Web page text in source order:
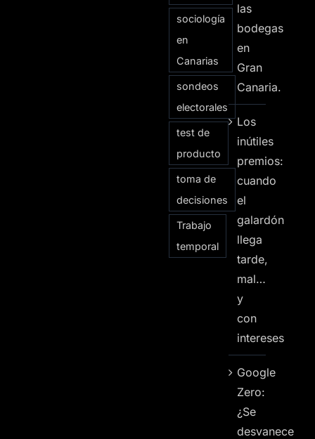
sociología
en
Canarias
sondeos
electorales
test de
producto
toma de
decisiones
Trabajo
temporal
las
bodegas
en
Gran
Canaria.
Los
inútiles
premios:
cuando
el
galardón
llega
tarde,
mal…
y
con
intereses
Google
Zero:
¿Se
desvanece